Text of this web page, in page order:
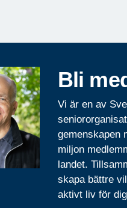
Bli
Vi är en av
gemenskapen
miljon
landet.
skapa bättre
aktivt liv för